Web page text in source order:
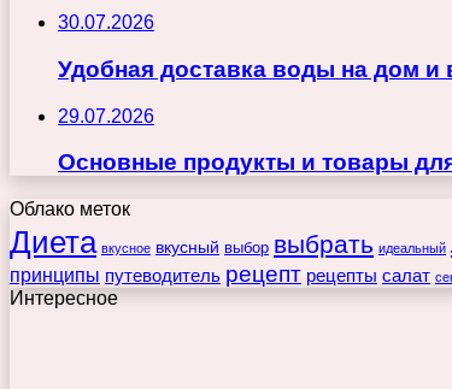
30.07.2026
Удобная доставка воды на дом
29.07.2026
Основные продукты и товары
Облако меток
Диета вкусное вкусный выбор выбрать идеальный
принципы путеводитель рецепт рецепты салат
Интересное